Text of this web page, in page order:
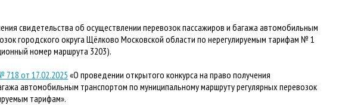
свидетельства об осуществлении перевозок пассажиров и багажа автомобильным
городского округа Щёлково Московской области по нерегулируемым тарифам № 1
номер маршрута 3203).
718 от 17.02.2025«О проведении открытого конкурса на право получения
автомобильным транспортом по муниципальному маршруту регулярных перевозок
тарифам».